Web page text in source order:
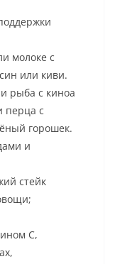
молоке с
или киви.
рыба с киноа
перца с
горошек.
и
стейк
C,